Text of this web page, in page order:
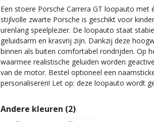
Een stoere Porsche Carrera GT loopauto met
stijlvolle zwarte Porsche is geschikt voor
urenlang speelplezier. De loopauto staat
geluidsarm en krasvrij zijn. Dankzij deze
binnen als buiten comfortabel rondrijden. Op
waarmee realistische geluiden worden
van de motor. Bestel optioneel een
personaliseren! Let op: deze loopauto wordt
Andere kleuren (2)